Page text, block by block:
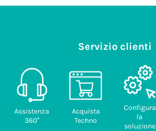
Servizio clienti
Assistenza
360°
Acquista
Techno
Configura
la
soluzione